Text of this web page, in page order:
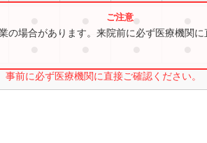
●
前に必ず医療機関に直接ご確認ください。
の場合があります。来院前に必ず医療機関に